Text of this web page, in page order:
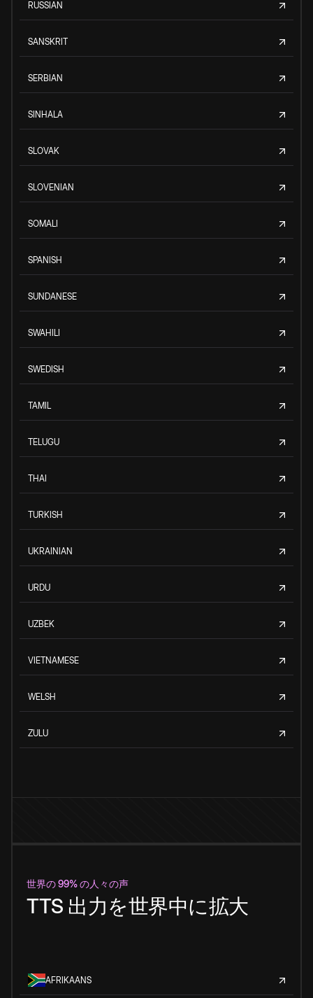
RUSSIAN
SANSKRIT
SERBIAN
SINHALA
SLOVAK
SLOVENIAN
SOMALI
SPANISH
SUNDANESE
SWAHILI
SWEDISH
TAMIL
TELUGU
THAI
TURKISH
UKRAINIAN
URDU
UZBEK
VIETNAMESE
WELSH
ZULU
世界の 99% の人々の声
TTS 出力を世界中に拡大
AFRIKAANS